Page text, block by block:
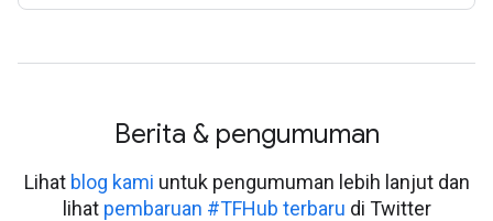
Berita & pengumuman
Lihat blog kami untuk pengumuman lebih lanjut dan
lihat pembaruan #TFHub terbaru di Twitter